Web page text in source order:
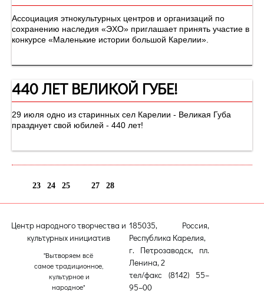
Ассоциация этнокультурных центров и организаций по
сохранению наследия «ЭХО» приглашает принять участие в
конкурсе «Маленькие истории большой Карелии».
440 ЛЕТ ВЕЛИКОЙ ГУБЕ!
29 июля одно из старинных сел Карелии - Великая Губа
празднует свой юбилей - 440 лет!
23 24 25 27 28
Центр народного творчества и
культурных инициатив
"Вытворяем всё
самое традиционное,
культурное и
народное"
185035, Россия,
Республика Карелия,
г. Петрозаводск, пл.
Ленина, 2
тел/факс (8142) 55–
95–00